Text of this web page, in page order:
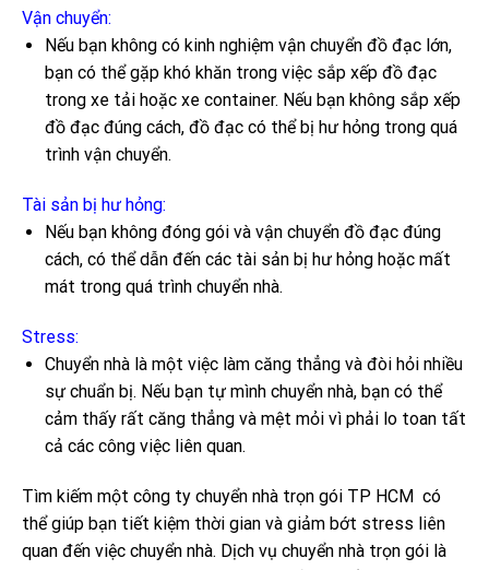
Vận chuyển:
Nếu bạn không có kinh nghiệm vận chuyển đồ đạc lớn,
bạn có thể gặp khó khăn trong việc sắp xếp đồ đạc
trong xe tải hoặc xe container. Nếu bạn không sắp xếp
đồ đạc đúng cách, đồ đạc có thể bị hư hỏng trong quá
trình vận chuyển.
Tài sản bị hư hỏng:
Nếu bạn không đóng gói và vận chuyển đồ đạc đúng
cách, có thể dẫn đến các tài sản bị hư hỏng hoặc mất
mát trong quá trình chuyển nhà.
Stress:
Chuyển nhà là một việc làm căng thẳng và đòi hỏi nhiều
sự chuẩn bị. Nếu bạn tự mình chuyển nhà, bạn có thể
cảm thấy rất căng thẳng và mệt mỏi vì phải lo toan tất
cả các công việc liên quan.
Tìm kiếm một công ty chuyển nhà trọn gói TP HCM có
thể giúp bạn tiết kiệm thời gian và giảm bớt stress liên
quan đến việc chuyển nhà. Dịch vụ chuyển nhà trọn gói là